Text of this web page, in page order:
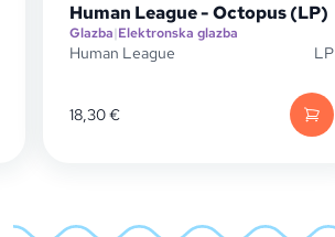
Human League - Octopus (LP)
Glazba|Elektronska glazba
Human League LP
18,30€